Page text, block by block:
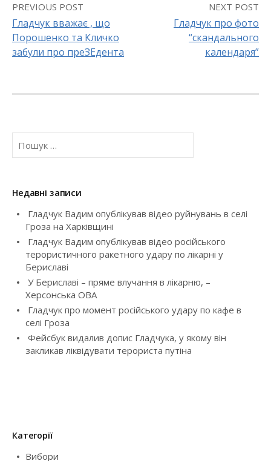
P
s
n
v
i
g
t
i
o
PREVIOUS POST
Гладчук вважає , що
Порошенко та Кличко
забули про преЗЕдента
NEXT POST
Гладчук про фото
“скандального
календаря”
П
кНедавні записи
Гладчук Вадим опублікував відео руйнувань в селі
Гроза на Харківщині
Гладчук Вадим опублікував відео російського
терористичного ракетного удару по лікарні у
Бериславі
У Бериславі – пряме влучання в лікарню, –
Херсонська ОВА
Гладчук про момент російського удару по кафе в
селі Гроза
Фейсбук видалив допис Гладчука, у якому він
закликав ліквідувати терориста путіна
Категорії
Вибори